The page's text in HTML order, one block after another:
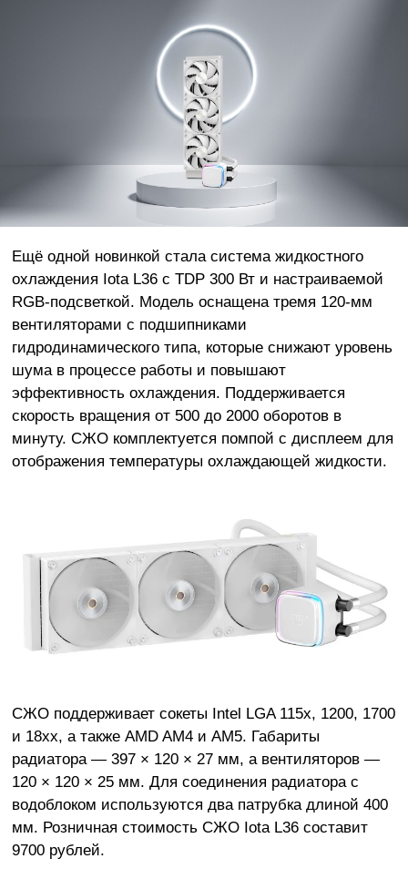
Ещё одной новинкой стала система жидкостного
охлаждения Iota L36 с TDP 300 Вт и настраиваемой
RGB-подсветкой. Модель оснащена тремя 120-мм
вентиляторами с подшипниками
гидродинамического типа, которые снижают уровень
шума в процессе работы и повышают
эффективность охлаждения. Поддерживается
скорость вращения от 500 до 2000 оборотов в
минуту. СЖО комплектуется помпой с дисплеем для
отображения температуры охлаждающей жидкости.
СЖО поддерживает сокеты Intel LGA 115x, 1200, 1700
и 18xx, а также AMD AM4 и AM5. Габариты
радиатора — 397 × 120 × 27 мм, а вентиляторов —
120 × 120 × 25 мм. Для соединения радиатора с
водоблоком используются два патрубка длиной 400
мм. Розничная стоимость СЖО Iota L36 составит
9700 рублей.